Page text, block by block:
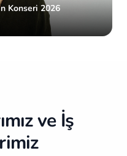
Konseri 2026
ve İş